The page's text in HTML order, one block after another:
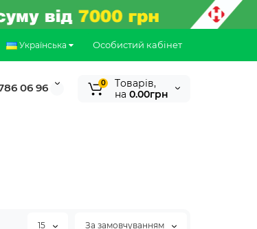
Особистий кабінет
Українська
06 96 0
Tоварів,
на 0.00грн
15 За замовчуванням